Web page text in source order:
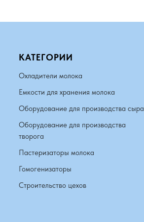
КАТЕГОРИИ
Охладители молока
Емкости для хранения молока
Оборудование для производства сыра
Оборудование для производства
творога
Пастеризаторы молока
Гомогенизаторы
Строительство цехов